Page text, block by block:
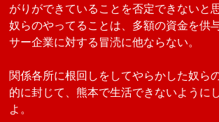
がりができていることを否定できないと思
奴らのやってることは、多額の資金を供
サー企業に対する冒涜に他ならない。
関係各所に根回しをしてやらかした奴ら
的に封じて、熊本で生活できないように
よ。